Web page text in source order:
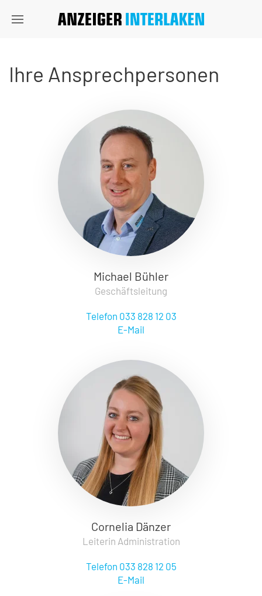
Ihre Ansprechpersonen
Michael Bühler
Geschäftsleitung
Telefon 033 828 12 03
E-Mail
Cornelia Dänzer
Leiterin Administration
Telefon 033 828 12 05
E-Mail